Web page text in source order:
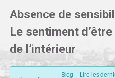
Absence de
Le sentiment
de l’intérieur
Blog – Lire les